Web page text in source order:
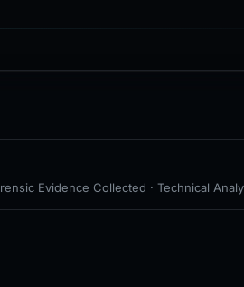
Evidence Collected · Technical